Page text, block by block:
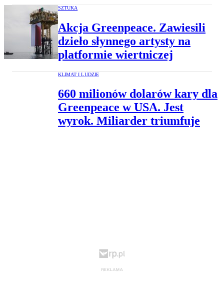
SZTUKA
Akcja Greenpeace. Zawiesili
dzieło słynnego artysty na
platformie wiertniczej
KLIMAT I LUDZIE
660 milionów dolarów kary dla
Greenpeace w USA. Jest
wyrok. Miliarder triumfuje